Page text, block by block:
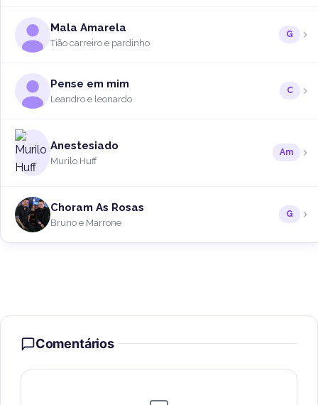
Mala Amarela
Tião carreiro e pardinho
G
Pense em mim
Leandro e leonardo
C
Anestesiado
Murilo Huff
Am
Choram As Rosas
Bruno e Marrone
G
Comentários